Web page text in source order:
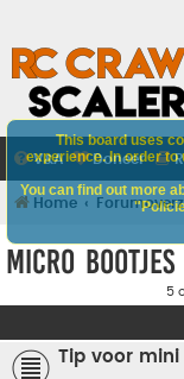
V&A Doneer
Home
Micro bootjes
5
Tip voor
This board uses
experience. In order to
You can find out more